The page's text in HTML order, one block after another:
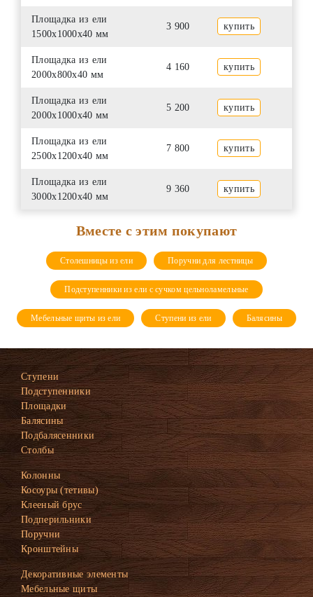
Площадка из ели
1500х1000х40 мм
3 900 купить
Площадка из ели
2000х800х40 мм
4 160 купить
Площадка из ели
2000х1000х40 мм
5 200 купить
Площадка из ели
2500х1200х40 мм
7 800 купить
Площадка из ели
3000х1200х40 мм
9 360 купить
Вместе с этим покупают
Столешницы из ели Поручни для лестницы
Подступенники из ели с сучком цельноламельные
Мебельные щиты из ели Ступени из ели Балясины
Ступени
Подступенники
Площадки
Балясины
Подбалясенники
Столбы
Колонны
Косоуры (тетивы)
Клееный брус
Подперильники
Поручни
Кронштейны
Декоративные элементы
Мебельные щиты